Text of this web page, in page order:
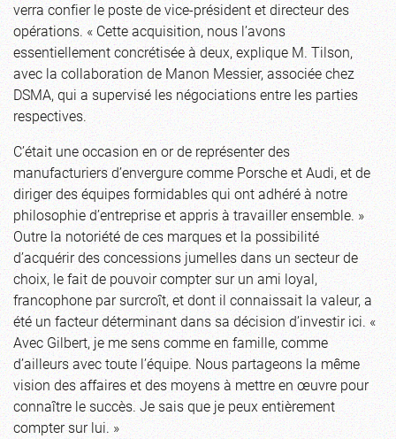
verra confier le poste de vice-président et directeur des
opérations. « Cette acquisition, nous l’avons
essentiellement concrétisée à deux, explique M. Tilson,
avec la collaboration de Manon Messier, associée chez
DSMA, qui a supervisé les négociations entre les parties
respectives.
C’était une occasion en or de représenter des
manufacturiers d’envergure comme Porsche et Audi, et de
diriger des équipes formidables qui ont adhéré à notre
philosophie d’entreprise et appris à travailler ensemble. »
Outre la notoriété de ces marques et la possibilité
d’acquérir des concessions jumelles dans un secteur de
choix, le fait de pouvoir compter sur un ami loyal,
francophone par surcroît, et dont il connaissait la valeur, a
été un facteur déterminant dans sa décision d’investir ici. «
Avec Gilbert, je me sens comme en famille, comme
d’ailleurs avec toute l’équipe. Nous partageons la même
vision des affaires et des moyens à mettre en œuvre pour
connaître le succès. Je sais que je peux entièrement
compter sur lui. »